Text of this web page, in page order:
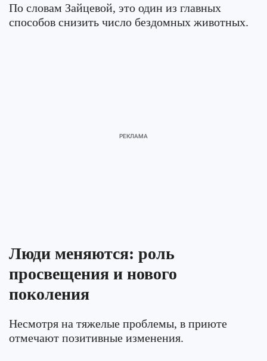
По словам Зайцевой, это один из главных
способов снизить число бездомных животных.
Люди меняются: роль
просвещения и нового
поколения
Несмотря на тяжелые проблемы, в приюте
отмечают позитивные изменения.